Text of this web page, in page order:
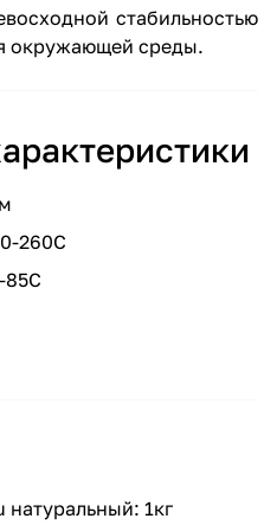
стабильностью
окружающей среды.
260С
85С
натуральный: 1кг